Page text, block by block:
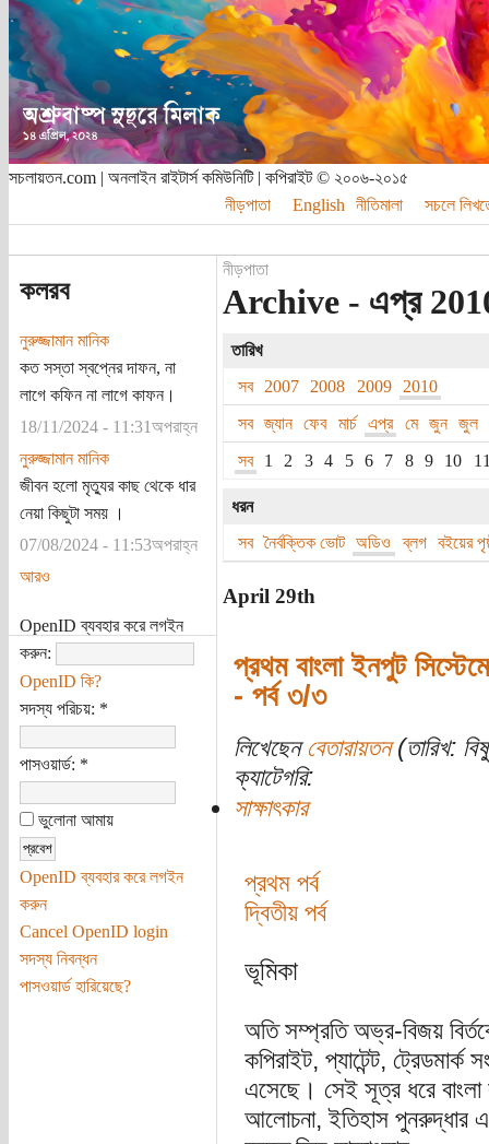
সচলায়তন.com | অনলাইন রাইটার্স কমিউনিটি | কপিরাইট © ২০০৬-২০১৫
নীড়পাতা
English নীতিমালা সচলে
কলরব
নুরুজ্জামান মানিক
কত সস্তা স্বপ্নের দাফন, না
লাগে কফিন না লাগে কাফন।
18/11/2024 - 11:31অপরাহ্ন
নুরুজ্জামান মানিক
জীবন হলো মৃত্যুর কাছ থেকে ধার
নেয়া কিছুটা সময় ।
07/08/2024 - 11:53অপরাহ্ন
আরও
OpenID ব্যবহার করে লগইন
করুন:
OpenID কি?
সদস্য পরিচয়: *
পাসওয়ার্ড: *
ভুলোনা আমায়
OpenID ব্যবহার করে লগইন
করুন
Cancel OpenID login
সদস্য নিবন্ধন
পাসওয়ার্ড হারিয়েছে?
নীড়পাতা
Archive - এপ্র
তারিখ
সব
2007 2008 2009
2010
সব
জ্যান ফেব মার্চ এপ্র মে জুন
জুল
সব
1 2 3 4 5 6 7 8 9 10
ধরন
সব
নৈর্বক্তিক ভোট অডিও ব্লগ বইয়ের
April 29th
প্রথম বাংলা ইনপুট
- পর্ব ৩/৩
লিখেছেন বেতারায়তন(তারিখ:
ক্যাটেগরি:
সাক্ষাৎকার
প্রথম পর্ব
দ্বিতীয় পর্ব
ভূমিকা
অতি সম্প্রতি অভ্র-বিজয়
কপিরাইট, প্যাটেন্ট, ট্রেডমার্ক
এসেছে। সেই সূত্র ধরে বাংলা
আলোচনা, ইতিহাস পুনরুদ্ধার